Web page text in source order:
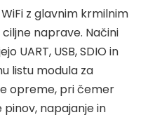
z glavnim krmilnim
naprave. Načini
UART, USB, SDIO in
listu modula za
opreme, pri čemer
napajanje in